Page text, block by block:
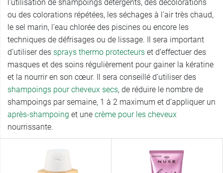
l’utilisation de shampoings détergents, des décolorations
ou des colorations répétées, les séchages à l’air très chaud,
le sel marin, l’eau chlorée des piscines ou encore les
techniques de défrisages ou de lissage. Il sera important
d’utiliser des sprays thermo protecteurs et d’effectuer des
masques et des soins régulièrement pour gainer la kératine
et la nourrir en son cœur. Il sera conseillé d’utiliser des
shampoings pour cheveux secs, de réduire le nombre de
shampoings par semaine, 1 à 2 maximum et d’appliquer un
après-shampoing et une crème pour les cheveux
nourrissante.